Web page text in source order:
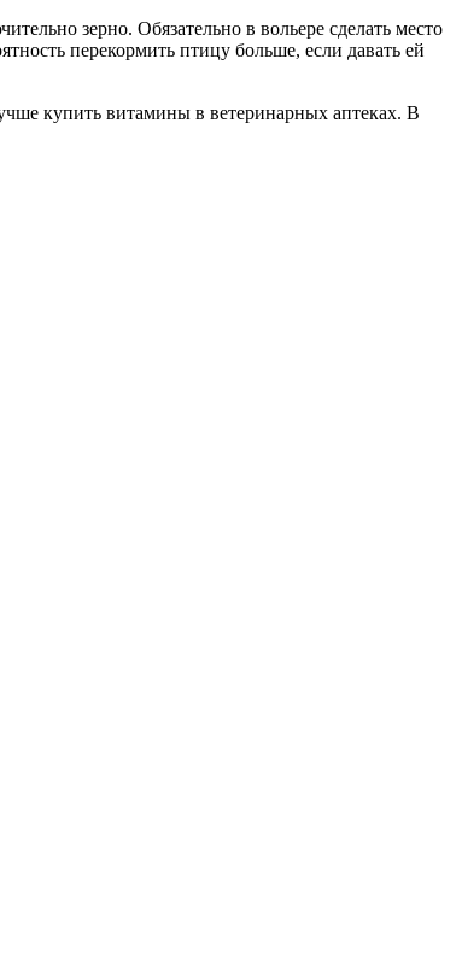
зерно. Обязательно в вольере сделать место
перекормить птицу больше, если давать ей
купить витамины в ветеринарных аптеках. В